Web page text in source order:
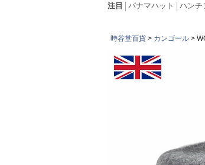
注目 パナマハット ハンチ
時谷堂百貨 カンゴール